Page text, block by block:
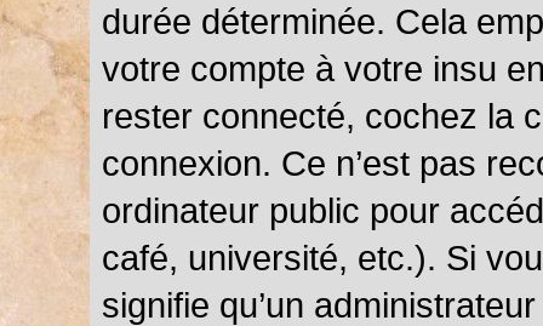
durée déterminée. Cela
votre compte à votre insu
rester connecté, cochez la
connexion. Ce n’est pas
ordinateur public pour
café, université, etc.). Si
signifie qu’un